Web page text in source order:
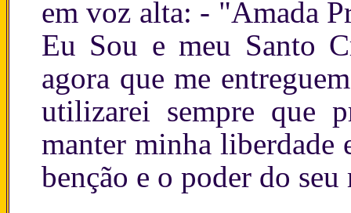
em voz alta: - "Amada
Eu Sou e meu Santo
agora que me
utilizarei sempre que
manter minha
benção e o poder do